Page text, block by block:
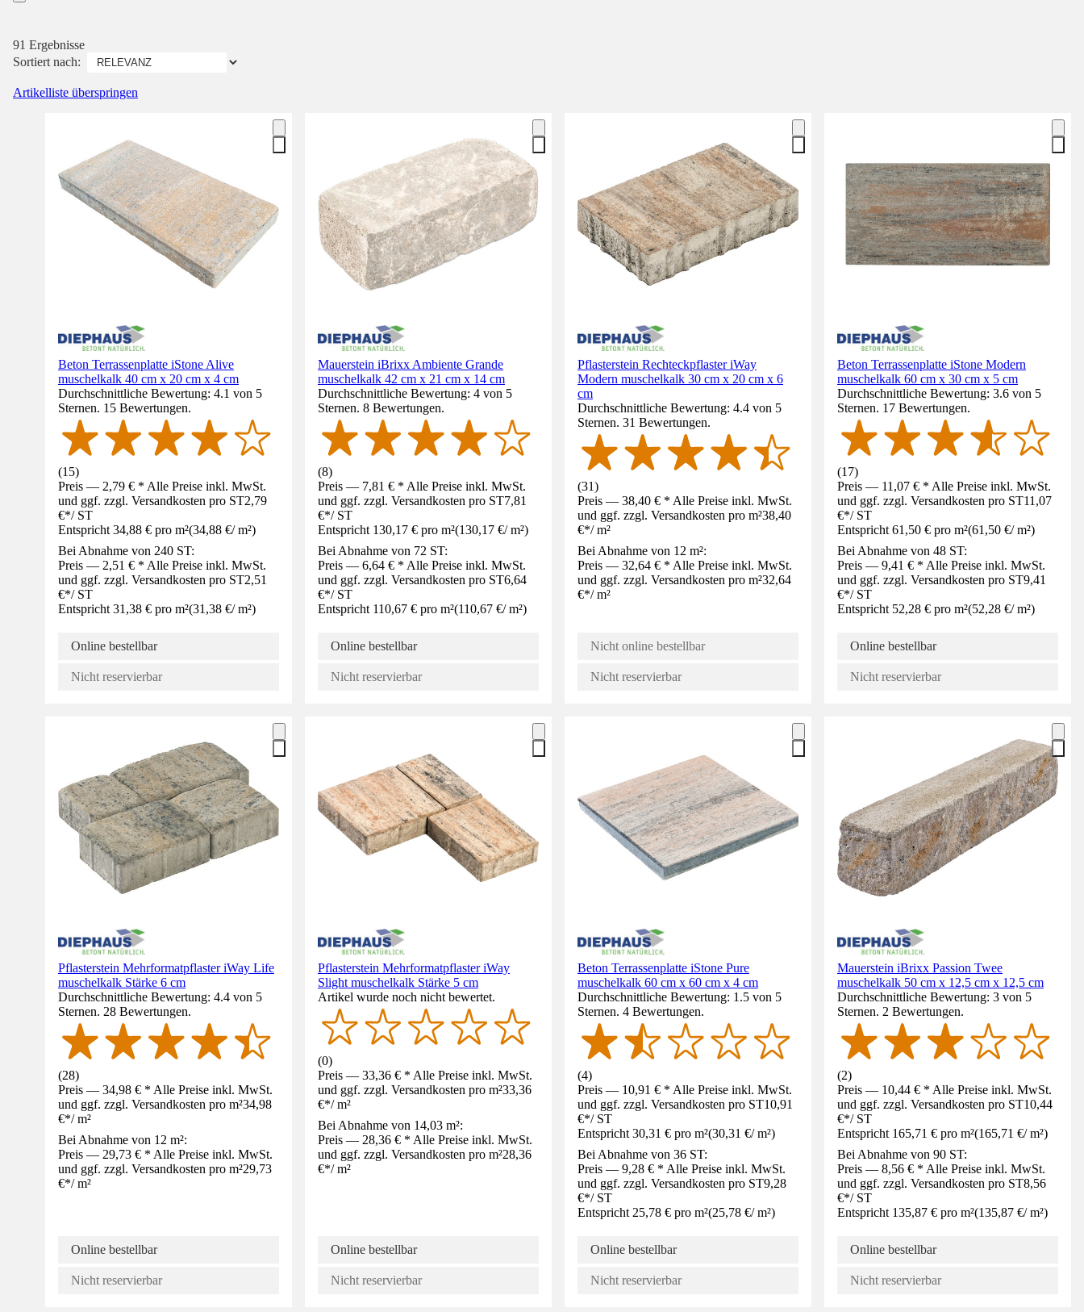
91 Ergebnisse
Sortiert nach:
Artikelliste überspringen
Beton Terrassenplatte iStone Alive
muschelkalk 40 cm x 20 cm x 4 cm
Durchschnittliche Bewertung: 4.1 von 5
Sternen. 15 Bewertungen.
(15)
Preis — 2,79 € * Alle Preise inkl. MwSt.
und ggf. zzgl. Versandkosten pro ST2,79
€*/ ST
Entspricht 34,88 € pro m²(34,88 €/ m²)
Bei Abnahme von 240 ST:
Preis — 2,51 € * Alle Preise inkl. MwSt.
und ggf. zzgl. Versandkosten pro ST2,51
€*/ ST
Entspricht 31,38 € pro m²(31,38 €/ m²)
Online bestellbar
Nicht reservierbar
Mauerstein iBrixx Ambiente Grande
muschelkalk 42 cm x 21 cm x 14 cm
Durchschnittliche Bewertung: 4 von 5
Sternen. 8 Bewertungen.
(8)
Preis — 7,81 € * Alle Preise inkl. MwSt.
und ggf. zzgl. Versandkosten pro ST7,81
€*/ ST
Entspricht 130,17 € pro m²(130,17 €/ m²)
Bei Abnahme von 72 ST:
Preis — 6,64 € * Alle Preise inkl. MwSt.
und ggf. zzgl. Versandkosten pro ST6,64
€*/ ST
Entspricht 110,67 € pro m²(110,67 €/ m²)
Online bestellbar
Nicht reservierbar
Pflasterstein Rechteckpflaster iWay
Modern muschelkalk 30 cm x 20 cm x 6
cm
Durchschnittliche Bewertung: 4.4 von 5
Sternen. 31 Bewertungen.
(31)
Preis — 38,40 € * Alle Preise inkl. MwSt.
und ggf. zzgl. Versandkosten pro m²38,40
€*/ m²
Bei Abnahme von 12 m²:
Preis — 32,64 € * Alle Preise inkl. MwSt.
und ggf. zzgl. Versandkosten pro m²32,64
€*/ m²
Nicht online bestellbar
Nicht reservierbar
Beton Terrassenplatte iStone Modern
muschelkalk 60 cm x 30 cm x 5 cm
Durchschnittliche Bewertung: 3.6 von 5
Sternen. 17 Bewertungen.
(17)
Preis — 11,07 € * Alle Preise inkl. MwSt.
und ggf. zzgl. Versandkosten pro ST11,07
€*/ ST
Entspricht 61,50 € pro m²(61,50 €/ m²)
Bei Abnahme von 48 ST:
Preis — 9,41 € * Alle Preise inkl. MwSt.
und ggf. zzgl. Versandkosten pro ST9,41
€*/ ST
Entspricht 52,28 € pro m²(52,28 €/ m²)
Online bestellbar
Nicht reservierbar
Pflasterstein Mehrformatpflaster iWay Life
muschelkalk Stärke 6 cm
Durchschnittliche Bewertung: 4.4 von 5
Sternen. 28 Bewertungen.
(28)
Preis — 34,98 € * Alle Preise inkl. MwSt.
und ggf. zzgl. Versandkosten pro m²34,98
€*/ m²
Bei Abnahme von 12 m²:
Preis — 29,73 € * Alle Preise inkl. MwSt.
und ggf. zzgl. Versandkosten pro m²29,73
€*/ m²
Online bestellbar
Nicht reservierbar
Pflasterstein Mehrformatpflaster iWay
Slight muschelkalk Stärke 5 cm
Artikel wurde noch nicht bewertet.
(0)
Preis — 33,36 € * Alle Preise inkl. MwSt.
und ggf. zzgl. Versandkosten pro m²33,36
€*/ m²
Bei Abnahme von 14,03 m²:
Preis — 28,36 € * Alle Preise inkl. MwSt.
und ggf. zzgl. Versandkosten pro m²28,36
€*/ m²
Online bestellbar
Nicht reservierbar
Beton Terrassenplatte iStone Pure
muschelkalk 60 cm x 60 cm x 4 cm
Durchschnittliche Bewertung: 1.5 von 5
Sternen. 4 Bewertungen.
(4)
Preis — 10,91 € * Alle Preise inkl. MwSt.
und ggf. zzgl. Versandkosten pro ST10,91
€*/ ST
Entspricht 30,31 € pro m²(30,31 €/ m²)
Bei Abnahme von 36 ST:
Preis — 9,28 € * Alle Preise inkl. MwSt.
und ggf. zzgl. Versandkosten pro ST9,28
€*/ ST
Entspricht 25,78 € pro m²(25,78 €/ m²)
Online bestellbar
Nicht reservierbar
Mauerstein iBrixx Passion Twee
muschelkalk 50 cm x 12,5 cm x 12,5 cm
Durchschnittliche Bewertung: 3 von 5
Sternen. 2 Bewertungen.
(2)
Preis — 10,44 € * Alle Preise inkl. MwSt.
und ggf. zzgl. Versandkosten pro ST10,44
€*/ ST
Entspricht 165,71 € pro m²(165,71 €/ m²)
Bei Abnahme von 90 ST:
Preis — 8,56 € * Alle Preise inkl. MwSt.
und ggf. zzgl. Versandkosten pro ST8,56
€*/ ST
Entspricht 135,87 € pro m²(135,87 €/ m²)
Online bestellbar
Nicht reservierbar